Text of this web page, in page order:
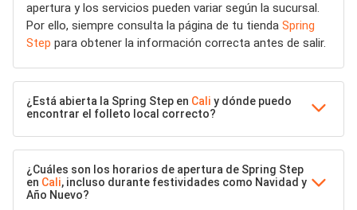
apertura y los servicios pueden variar según la sucursal.
Por ello, siempre consulta la página de tu tienda Spring
Step para obtener la información correcta antes de salir.
¿Está abierta la Spring Step en Cali y dónde puedo
encontrar el folleto local correcto?
¿Cuáles son los horarios de apertura de Spring Step
en Cali, incluso durante festividades como Navidad y
Año Nuevo?